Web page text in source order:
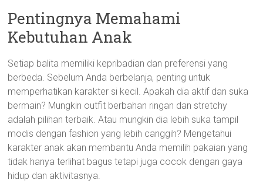
Pentingnya Memahami
Kebutuhan Anak
Setiap balita memiliki kepribadian dan preferensi yang
berbeda. Sebelum Anda berbelanja, penting untuk
memperhatikan karakter si kecil. Apakah dia aktif dan suka
bermain? Mungkin outfit berbahan ringan dan stretchy
adalah pilihan terbaik. Atau mungkin dia lebih suka tampil
modis dengan fashion yang lebih canggih? Mengetahui
karakter anak akan membantu Anda memilih pakaian yang
tidak hanya terlihat bagus tetapi juga cocok dengan gaya
hidup dan aktivitasnya.